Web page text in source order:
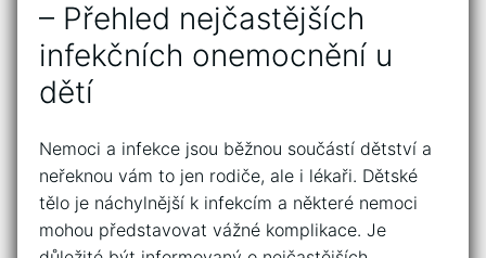
– Přehled nejčastějších
infekčních onemocnění u
dětí
Nemoci⁤ a infekce⁤ jsou běžnou součástí dětství a
neřeknou ​vám to jen rodiče, ​ale i‍ lékaři. Dětské
tělo je náchylnější k⁣ infekcím a některé nemoci
mohou představovat vážné komplikace. Je